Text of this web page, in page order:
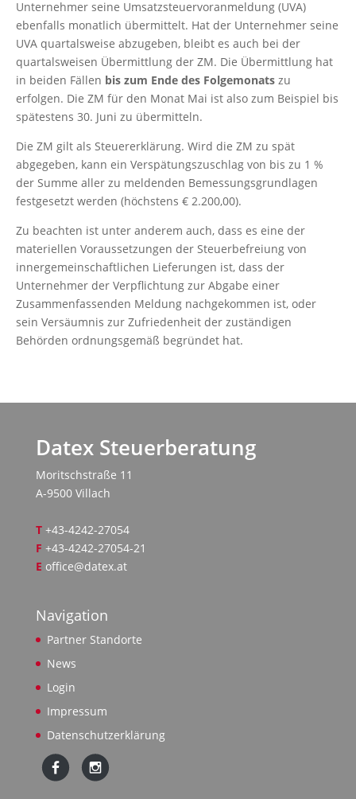
Unternehmer seine Umsatzsteuervoranmeldung (UVA)
ebenfalls monatlich übermittelt. Hat der Unternehmer seine
UVA quartalsweise abzugeben, bleibt es auch bei der
quartalsweisen Übermittlung der ZM. Die Übermittlung hat
in beiden Fällen bis zum Ende des Folgemonats zu
erfolgen. Die ZM für den Monat Mai ist also zum Beispiel bis
spätestens 30. Juni zu übermitteln.
Die ZM gilt als Steuererklärung. Wird die ZM zu spät
abgegeben, kann ein Verspätungszuschlag von bis zu 1 %
der Summe aller zu meldenden Bemessungsgrundlagen
festgesetzt werden (höchstens € 2.200,00).
Zu beachten ist unter anderem auch, dass es eine der
materiellen Voraussetzungen der Steuerbefreiung von
innergemeinschaftlichen Lieferungen ist, dass der
Unternehmer der Verpflichtung zur Abgabe einer
Zusammenfassenden Meldung nachgekommen ist, oder
sein Versäumnis zur Zufriedenheit der zuständigen
Behörden ordnungsgemäß begründet hat.
Datex Steuerberatung
Moritschstraße 11
A-9500 Villach
T+43-4242-27054
F +43-4242-27054-21
E office@datex.at
Navigation
Partner Standorte
News
Login
Impressum
Datenschutzerklärung